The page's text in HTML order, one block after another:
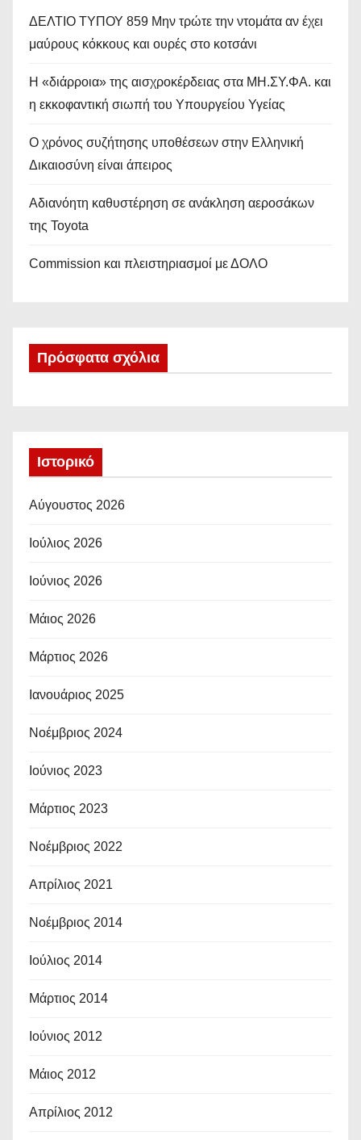
ΔΕΛΤΙΟ ΤΥΠΟΥ 859 Μην τρώτε την ντομάτα αν έχει
μαύρους κόκκους και ουρές στο κοτσάνι
Η «διάρροια» της αισχροκέρδειας στα ΜΗ.ΣΥ.ΦΑ. και
η εκκοφαντική σιωπή του Υπουργείου Υγείας
Ο χρόνος συζήτησης υποθέσεων στην Ελληνική
Δικαιοσύνη είναι άπειρος
Αδιανόητη καθυστέρηση σε ανάκληση αεροσάκων
της Toyota
Commission και πλειστηριασμοί με ΔΟΛΟ
Πρόσφατα σχόλια
Ιστορικό
Αύγουστος 2026
Ιούλιος 2026
Ιούνιος 2026
Μάιος 2026
Μάρτιος 2026
Ιανουάριος 2025
Νοέμβριος 2024
Ιούνιος 2023
Μάρτιος 2023
Νοέμβριος 2022
Απρίλιος 2021
Νοέμβριος 2014
Ιούλιος 2014
Μάρτιος 2014
Ιούνιος 2012
Μάιος 2012
Απρίλιος 2012